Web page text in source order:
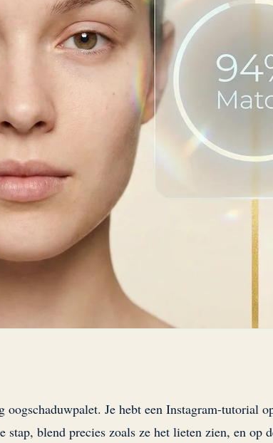
oogschaduwpalet. Je hebt een Instagram-tutorial
stap, blend precies zoals ze het lieten zien, en op